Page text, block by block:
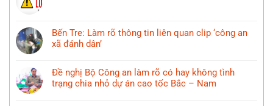
Bến Tre: Làm rõ thông tin liên quan clip ‘công an
xã đánh dân’
Đề nghị Bộ Công an làm rõ có hay không tình
trạng chia nhỏ dự án cao tốc Bắc – Nam